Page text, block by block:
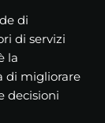
di
di servizi
la
di migliorare
decisioni